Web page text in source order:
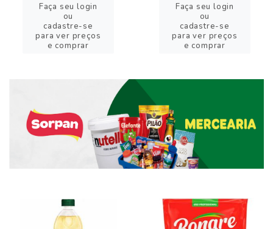
Faça seu login
ou
cadastre-se
para ver preços
e comprar
Faça seu login
ou
cadastre-se
para ver preços
e comprar